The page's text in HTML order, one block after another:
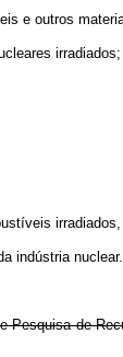
e outros
irradiados;
indústria nuclear.
de